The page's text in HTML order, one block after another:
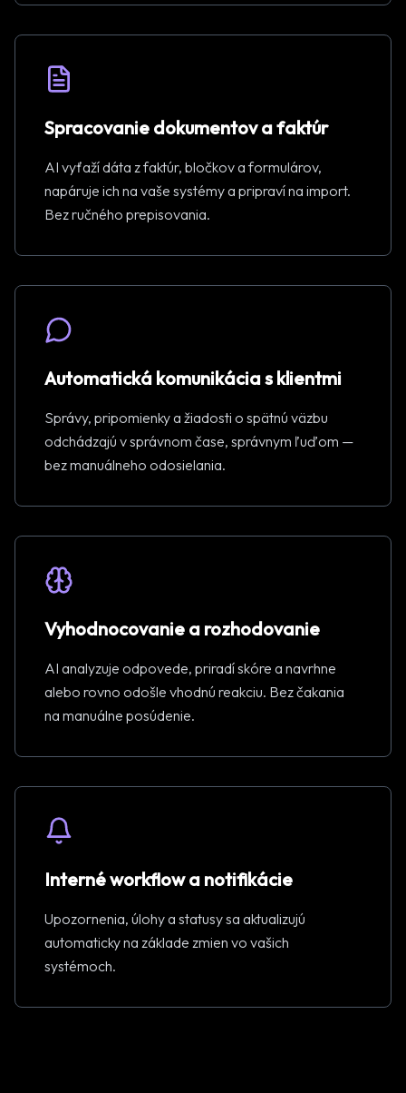
Spracovanie dokumentov a faktúr
AI vyťaží dáta z faktúr, bločkov a formulárov,
napáruje ich na vaše systémy a pripraví na import.
Bez ručného prepisovania.
Automatická komunikácia s klientmi
Správy, pripomienky a žiadosti o spätnú väzbu
odchádzajú v správnom čase, správnym ľuďom —
bez manuálneho odosielania.
Vyhodnocovanie a rozhodovanie
AI analyzuje odpovede, priradí skóre a navrhne
alebo rovno odošle vhodnú reakciu. Bez čakania
na manuálne posúdenie.
Interné workflow a notifikácie
Upozornenia, úlohy a statusy sa aktualizujú
automaticky na základe zmien vo vašich
systémoch.